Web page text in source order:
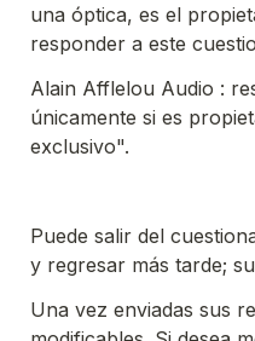
una óptica, es el
responder a este
Alain Afflelou Audio :
únicamente si es
exclusivo".
Puede salir del
y regresar más tarde;
Una vez enviadas sus